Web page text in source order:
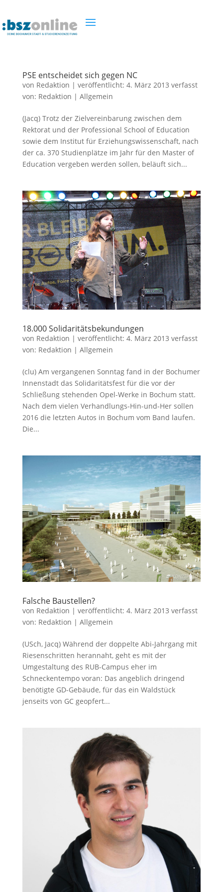
PSE entscheidet sich gegen NC
von Redaktion | veröffentlicht: 4. März 2013 verfasst
von: Redaktion | Allgemein
(Jacq) Trotz der Zielvereinbarung zwischen dem
Rektorat und der Professional School of Education
sowie dem Institut für Erziehungswissenschaft, nach
der ca. 370 Studienplätze im Jahr für den Master of
Education vergeben werden sollen, beläuft sich...
18.000 Solidaritätsbekundungen
von Redaktion | veröffentlicht: 4. März 2013 verfasst
von: Redaktion | Allgemein
(clu) Am vergangenen Sonntag fand in der Bochumer
Innenstadt das Solidaritätsfest für die vor der
Schließung stehenden Opel-Werke in Bochum statt.
Nach dem vielen Verhandlungs-Hin-und-Her sollen
2016 die letzten Autos in Bochum vom Band laufen.
Die...
Falsche Baustellen?
von Redaktion | veröffentlicht: 4. März 2013 verfasst
von: Redaktion | Allgemein
(USch, Jacq) Während der doppelte Abi-Jahrgang mit
Riesenschritten herannaht, geht es mit der
Umgestaltung des RUB-Campus eher im
Schneckentempo voran: Das angeblich dringend
benötigte GD-Gebäude, für das ein Waldstück
jenseits von GC geopfert...